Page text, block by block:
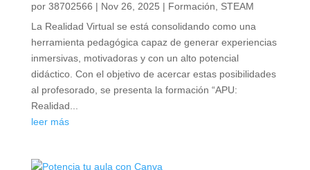
por 38702566 | Nov 26, 2025 | Formación
STEAM
La Realidad Virtual se está consolidando como una
herramienta pedagógica capaz de generar experiencias
inmersivas, motivadoras y con un alto potencial
didáctico. Con el objetivo de acercar estas posibilidades
al profesorado, se presenta la formación “APU:
Realidad...
leer más